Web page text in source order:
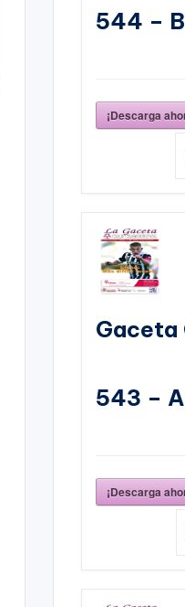
544 –
¡Descarga
Gaceta
543 –
¡Descarga